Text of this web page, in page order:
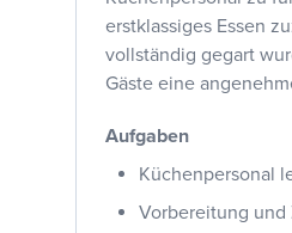
erstklassiges Essen
vollständig gegart
Gäste eine
Aufgaben
Küchenpersonal
Vorbereitung